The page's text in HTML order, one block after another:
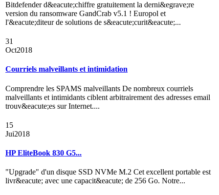
Bitdefender d&eacute;chiffre gratuitement la derni&egrave;re
version du ransomware GandCrab v5.1 ! Europol et
l'&eacute;diteur de solutions de s&eacute;curit&eacute;...
31
Oct2018
Courriels malveillants et intimidation
Comprendre les SPAMS malveillants De nombreux courriels
malveillants et intimidants ciblent arbitrairement des adresses email
trouv&eacute;es sur Internet....
15
Jui2018
HP EliteBook 830 G5...
"Upgrade" d'un disque SSD NVMe M.2 Cet excellent portable est
livr&eacute; avec une capacit&eacute; de 256 Go. Notre...